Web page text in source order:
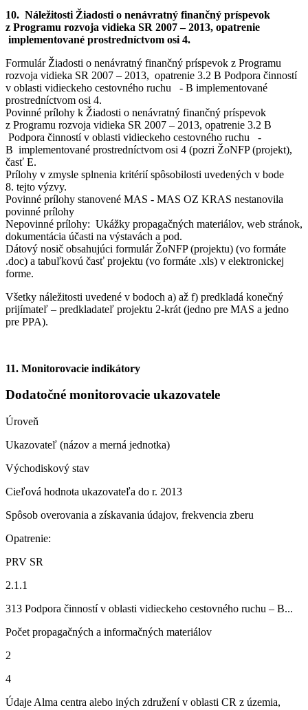
10. Náležitosti Žiadosti o nenávratný finančný príspevok
z Programu rozvoja vidieka SR 2007 – 2013, opatrenie
implementované prostredníctvom osi 4.
Formulár Žiadosti o nenávratný finančný príspevok z Programu
rozvoja vidieka SR 2007 – 2013, opatrenie 3.2 B Podpora činností
v oblasti vidieckeho cestovného ruchu - B implementované
prostredníctvom osi 4.
Povinné prílohy k Žiadosti o nenávratný finančný príspevok
z Programu rozvoja vidieka SR 2007 – 2013, opatrenie 3.2 B
Podpora činností v oblasti vidieckeho cestovného ruchu -
B implementované prostredníctvom osi 4 (pozri ŽoNFP (projekt),
časť E.
Prílohy v zmysle splnenia kritérií spôsobilosti uvedených v bode
8. tejto výzvy.
Povinné prílohy stanovené MAS - MAS OZ KRAS nestanovila
povinné prílohy
Nepovinné prílohy: Ukážky propagačných materiálov, web stránok,
dokumentácia účasti na výstavách a pod.
Dátový nosič obsahujúci formulár ŽoNFP (projektu) (vo formáte
.doc) a tabuľkovú časť projektu (vo formáte .xls) v elektronickej
forme.
Všetky náležitosti uvedené v bodoch a) až f) predkladá konečný
prijímateľ – predkladateľ projektu 2-krát (jedno pre MAS a jedno
pre PPA).
11. Monitorovacie indikátory
Dodatočné monitorovacie ukazovatele
Úroveň
Ukazovateľ (názov a merná jednotka)
Východiskový stav
Cieľová hodnota ukazovateľa do r. 2013
Spôsob overovania a získavania údajov, frekvencia zberu
Opatrenie:
PRV SR
2.1.1
313 Podpora činností v oblasti vidieckeho cestovného ruchu – B...
Počet propagačných a informačných materiálov
2
4
Údaje Alma centra alebo iných združení v oblasti CR z územia,